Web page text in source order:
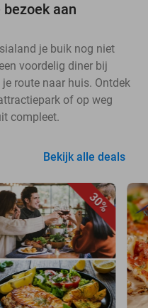
aan
je buik nog niet
voordelig diner bij
route naar huis. Ontdek
of op weg
compleet.
Bekijk alle deals
30%